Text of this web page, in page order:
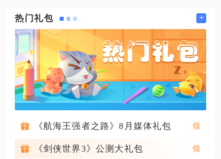
热门礼包 +
《航海王强者之路》8月媒体礼包
《剑侠世界3》公测大礼包